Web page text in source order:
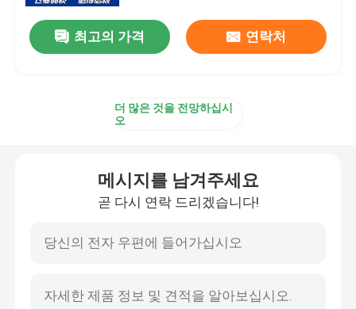
최고의 가격 연락처
더 많은 것을 전망하십시
오
메시지를 남겨주세요
곧 다시 연락 드리겠습니다!